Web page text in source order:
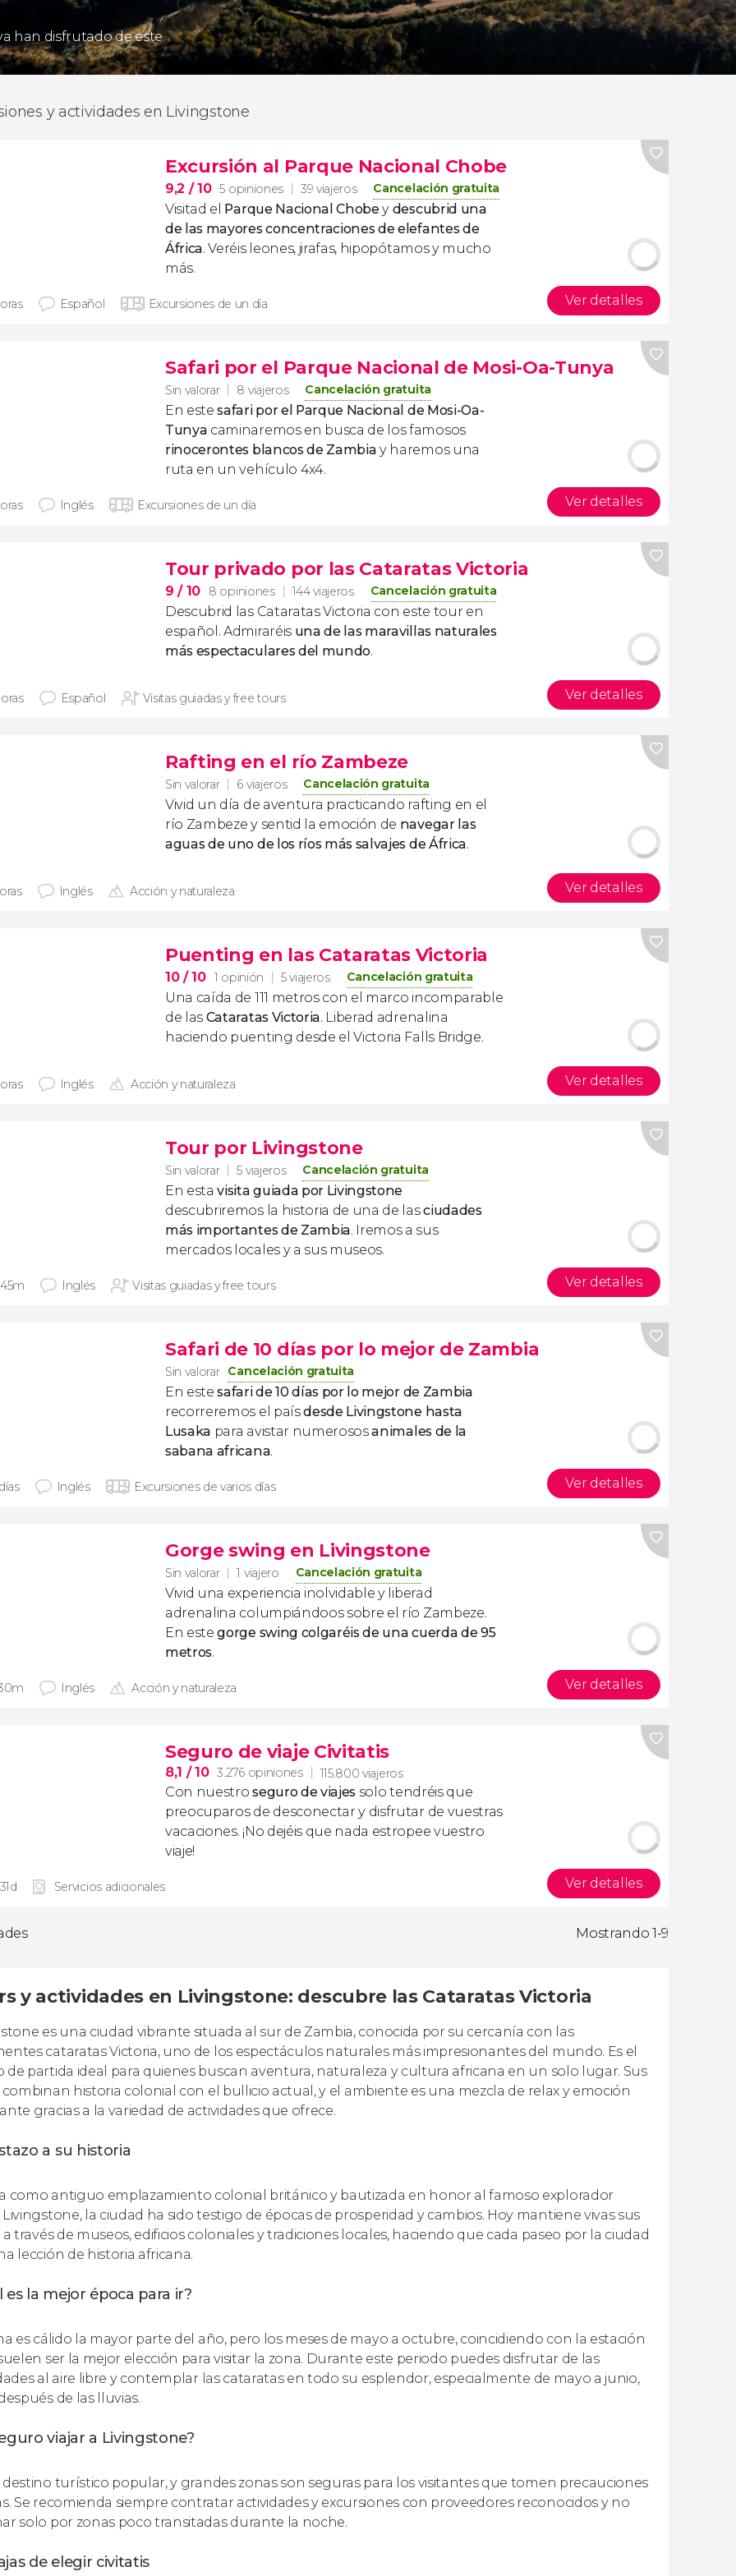
han disfrutado de este
y actividades en Livingstone
Excursión al Parque Nacional Chobe
9,2 / 10 5 opiniones 39 viajeros Cancelación gratuita
Visitad el Parque Nacional Chobe y descubrid una
de las mayores concentraciones de elefantes de
África. Veréis leones, jirafas, hipopótamos y mucho
más.
Español Excursiones de un día Ver detalles
Safari por el Parque Nacional de Mosi-Oa-Tunya
Sin valorar 8 viajeros Cancelación gratuita
En estesafari por el Parque Nacional de Mosi-Oa-
Tunya caminaremos en busca de los famosos
rinocerontes blancos de Zambia y haremos una
ruta en un vehículo 4x4.
Inglés Excursiones de un día Ver detalles
Tour privado por las Cataratas Victoria
9/ 10 8 opiniones 144 viajeros Cancelación gratuita
Descubrid las Cataratas Victoria con este tour en
español. Admiraréis una de las maravillas naturales
más espectaculares del mundo.
Español Visitas guiadas y free tours Ver detalles
Rafting en el río Zambeze
Sin valorar 6 viajeros Cancelación gratuita
Vivid un día de aventura practicando rafting en el
río Zambeze y sentid la emoción de navegar las
aguas de uno de los ríos más salvajes de África.
Inglés Acción y naturaleza Ver detalles
Puenting en las Cataratas Victoria
10/ 10 1 opinión 5 viajeros Cancelación gratuita
Una caída de 111 metros con el marco incomparable
de las Cataratas Victoria. Liberad adrenalina
haciendo puenting desde el Victoria Falls Bridge.
Inglés Acción y naturaleza Ver detalles
Tour por Livingstone
Sin valorar 5 viajeros Cancelación gratuita
En estavisita guiada por Livingstone
descubriremos la historia de una de lasciudades
más importantes de Zambia. Iremos a sus
mercados locales y a sus museos.
Inglés Visitas guiadas y free tours Ver detalles
Safari de 10 días por lo mejor de Zambia
Sin valorar Cancelación gratuita
En estesafari de 10 días por lo mejor de Zambia
recorreremos el paísdesde Livingstone hasta
Lusaka para avistar numerososanimales de la
sabana africana.
Inglés Excursiones de varios días Ver detalles
Gorge swing en Livingstone
Sin valorar 1 viajero Cancelación gratuita
Vivid una experiencia inolvidable y liberad
adrenalina columpiándoos sobre el río Zambeze.
En estegorge swing colgaréis de una cuerda de 95
metros.
Inglés Acción y naturaleza Ver detalles
Seguro de viaje Civitatis
8,1 / 10 3.276 opiniones 115.800 viajeros
Con nuestroseguro de viajes solo tendréis que
preocuparos de desconectar y disfrutar de vuestras
vacaciones. ¡No dejéis que nada estropee vuestro
viaje!
Servicios adicionales Ver detalles
Mostrando 1-9
y actividades en Livingstone: descubre las Cataratas Victoria
es una ciudad vibrante situada al sur de Zambia, conocida por su cercanía con las
cataratas Victoria, uno de los espectáculos naturales más impresionantes del mundo. Es el
de partida ideal para quienes buscan aventura, naturaleza y cultura africana en un solo lugar. Sus
combinan historia colonial con el bullicio actual, y el ambiente es una mezcla de relax y emoción
gracias a la variedad de actividades que ofrece.
a su historia
como antiguo emplazamiento colonial británico y bautizada en honor al famoso explorador
la ciudad ha sido testigo de épocas de prosperidad y cambios. Hoy mantiene vivas sus
a través de museos, edificios coloniales y tradiciones locales, haciendo que cada paseo por la ciudad
lección de historia africana.
es la mejor época para ir?
es cálido la mayor parte del año, pero los meses de mayo a octubre, coincidiendo con la estación
ser la mejor elección para visitar la zona. Durante este periodo puedes disfrutar de las
al aire libre y contemplar las cataratas en todo su esplendor, especialmente de mayo a junio,
de las lluvias.
viajar a Livingstone?
destino turístico popular, y grandes zonas son seguras para los visitantes que tomen precauciones
Se recomienda siempre contratar actividades y excursiones con proveedores reconocidos y no
solo por zonas poco transitadas durante la noche.
de elegir civitatis